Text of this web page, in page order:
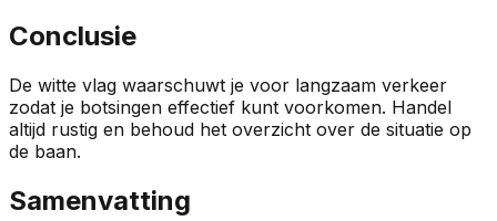
Conclusie
De witte vlag waarschuwt je voor langzaam verkeer
zodat je botsingen effectief kunt voorkomen. Handel
altijd rustig en behoud het overzicht over de situatie op
de baan.
Samenvatting